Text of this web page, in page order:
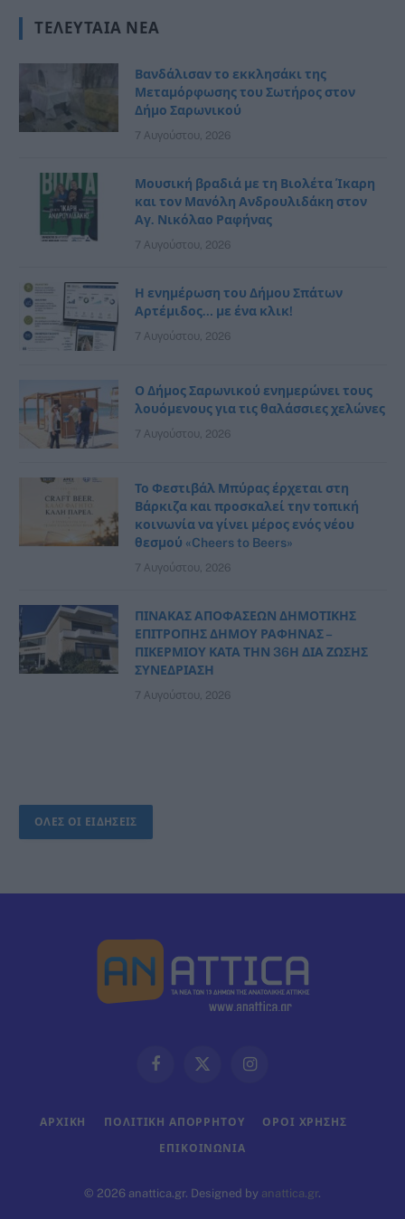
ΤΕΛΕΥΤΑΊΑ ΝΈΑ
Βανδάλισαν το εκκλησάκι της
Μεταμόρφωσης του Σωτήρος στον
Δήμο Σαρωνικού
7 Αυγούστου, 2026
Μουσική βραδιά με τη Βιολέτα Ίκαρη
και τον Μανόλη Ανδρουλιδάκη στον
Αγ. Νικόλαο Ραφήνας
7 Αυγούστου, 2026
Η ενημέρωση του Δήμου Σπάτων
Αρτέμιδος… με ένα κλικ!
7 Αυγούστου, 2026
Ο Δήμος Σαρωνικού ενημερώνει τους
λουόμενους για τις θαλάσσιες χελώνες
7 Αυγούστου, 2026
Το Φεστιβάλ Μπύρας έρχεται στη
Βάρκιζα και προσκαλεί την τοπική
κοινωνία να γίνει μέρος ενός νέου
θεσμού «Cheers to Beers»
7 Αυγούστου, 2026
ΠΙΝΑΚΑΣ ΑΠΟΦΑΣΕΩΝ ΔΗΜΟΤΙΚΗΣ
ΕΠΙΤΡΟΠΗΣ ΔΗΜΟΥ ΡΑΦΗΝΑΣ –
ΠΙΚΕΡΜΙΟΥ ΚΑΤΑ ΤΗΝ 36Η ΔΙΑ ΖΩΣΗΣ
ΣΥΝΕΔΡΙΑΣΗ
7 Αυγούστου, 2026
ΟΛΕΣ ΟΙ ΕΙΔΗΣΕΙΣ
FacebookX
Instagram
ΑΡΧΙΚΗ ΠΟΛΙΤΙΚΗ ΑΠΟΡΡΗΤΟΥ ΟΡΟΙ ΧΡΗΣΗΣ
ΕΠΙΚΟΙΝΩΝΊΑ
© 2026 anattica.gr. Designed by anattica.gr.